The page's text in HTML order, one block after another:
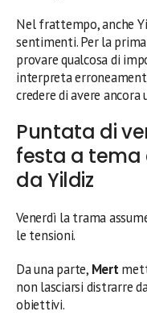
Nel frattempo, anche
sentimenti. Per la
provare qualcosa di
interpreta
credere di avere
Puntata di
festa a tema
da Yildiz
Venerdì la trama
le tensioni.
Da una parte, Mert
non lasciarsi distrarre
obiettivi.